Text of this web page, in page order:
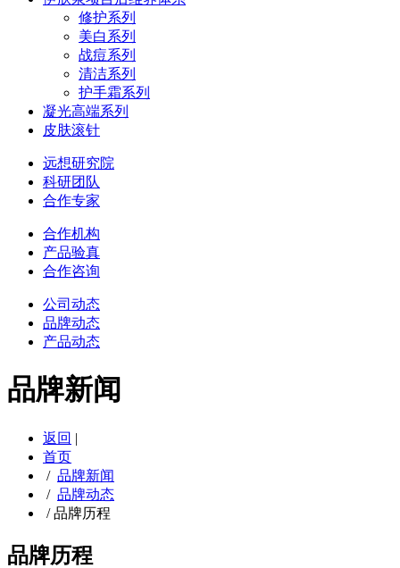
修护系列
美白系列
战痘系列
清洁系列
护手霜系列
凝光高端系列
皮肤滚针
远想研究院
科研团队
合作专家
合作机构
产品验真
合作咨询
公司动态
品牌动态
产品动态
品牌新闻
返回 |
首页
/ 品牌新闻
/ 品牌动态
/品牌历程
品牌历程